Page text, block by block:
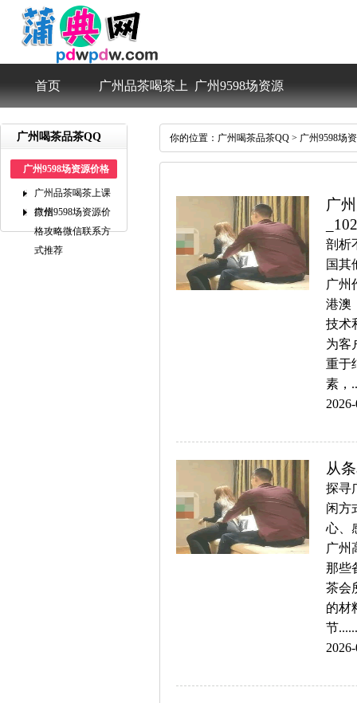
首页 广州品茶喝茶上
课微信
广州9598场资源
广州喝茶品茶QQ
广州9598场资源价格
攻略微信联系方式推荐
广州品茶喝茶上课
微信
广州9598场资源价
格攻略微信联系方
式推荐
你的位置： 广州喝茶品茶QQ > 广州9598场
广
_102
剖析
国其
广州
港澳
技术
为客
重于
素，
从
探寻
闲方
心、
广州
那些
茶会
的材
节......